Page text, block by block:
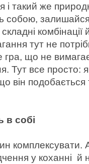
і такий же
собою, залишайся
комбінації
тут не
гра, що не
Тут все просто:
він подобається
в собі
комплексувати.
у коханні й